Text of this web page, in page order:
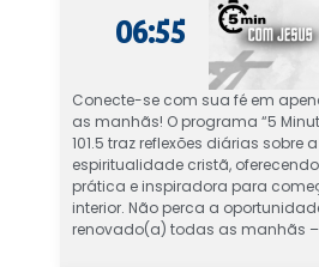
06:55
Conecte-se com sua fé em
as manhãs! O programa “5
101.5 traz reflexões diárias sobre
espiritualidade cristã,
prática e inspiradora para
interior. Não perca a
renovado(a) todas as manhãs